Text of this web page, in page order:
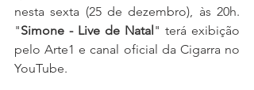
nesta sexta (25 de dezembro), às 20h.
"Simone - Live de Natal" terá exibição
pelo Arte1 e canal oficial da Cigarra no
YouTube.